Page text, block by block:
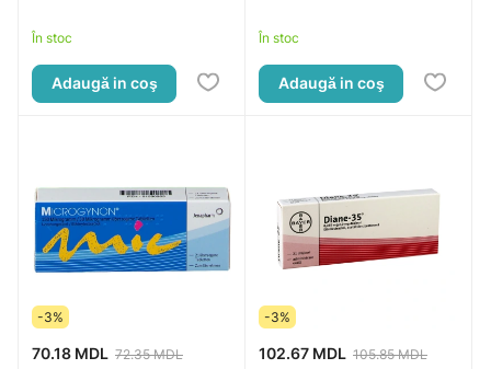
În stoc
Adaugă in coş
În stoc
Adaugă in coş
-3%
70.18 MDL 72.35 MDL
-3%
102.67 MDL 105.85 MDL